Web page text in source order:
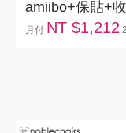
amiibo+保貼+
+矽膠套+主機
月付 NT $1,212